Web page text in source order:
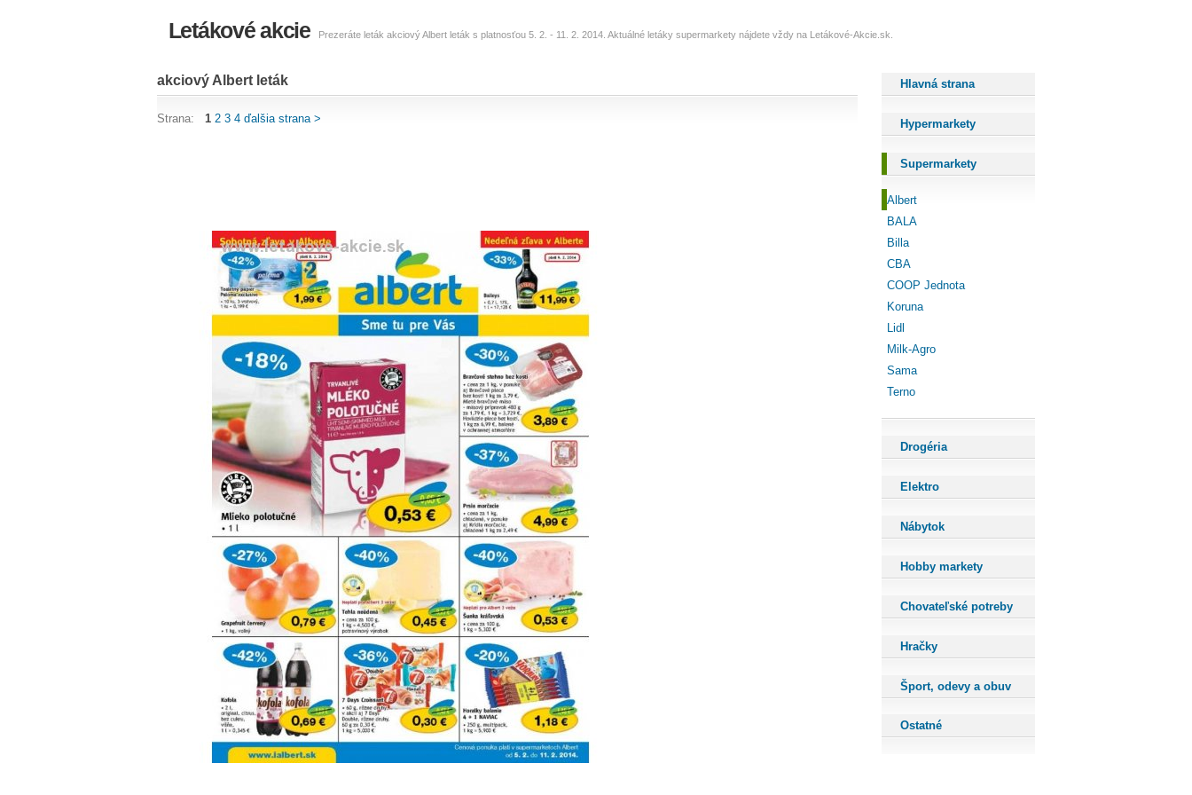
Letákové akcie Prezeráte leták akciový Albert leták s platnosťou 5. 2. - 11. 2. 2014. Aktuálné letáky supermarkety nájdete vždy na Letákové-Akcie.sk.
akciový Albert leták
Strana: 1 2 3 4 ďalšia strana >
Hlavná strana
Hypermarkety
Supermarkety
Albert
BALA
Billa
CBA
COOP Jednota
Koruna
Lidl
Milk-Agro
Sama
Terno
Drogéria
Elektro
Nábytok
Hobby markety
Chovateľské potreby
Hračky
Šport, odevy a obuv
Ostatné